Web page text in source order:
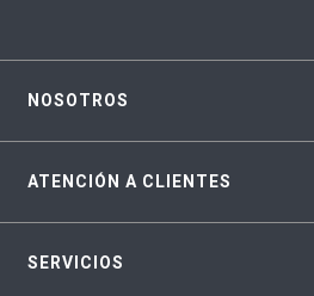
NOSOTROS
ATENCIÓN A CLIENTES
SERVICIOS